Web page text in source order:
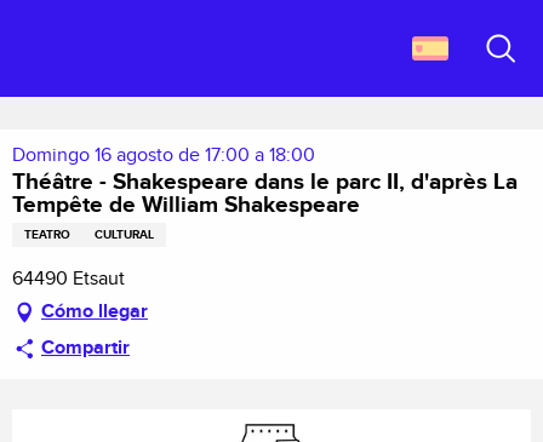
principal
Théâtre - Shakespeare dans le parc II, d'après La Tempête de William
Domingo 16 agosto de 17:00 a 18:00
Théâtre - Shakespeare dans le parc II, d'après La
Tempête de William Shakespeare
TEATRO CULTURAL
64490 Etsaut
Cómo llegar
Compartir